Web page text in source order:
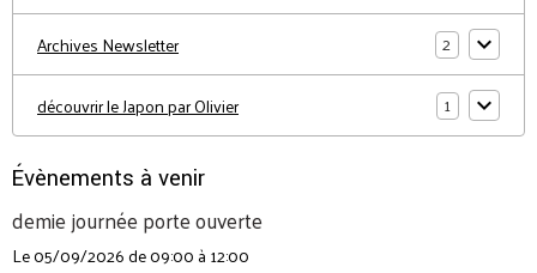
Archives Newsletter 2
découvrir le Japon par Olivier 1
Évènements à venir
demie journée porte ouverte
Le 05/09/2026de 09:00 à 12:00